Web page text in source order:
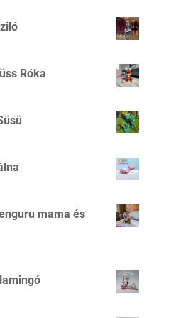
Ft.
Ft.
Róka
mama és